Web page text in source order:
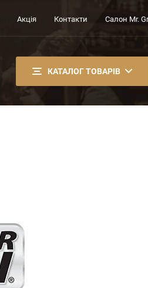
Акція Контакти Салон Mr.
КАТАЛОГ ТОВАРІВ